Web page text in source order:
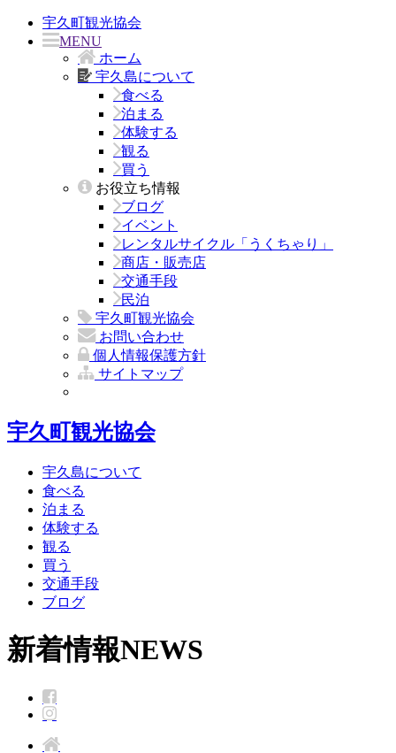
宇久町観光協会
MENU
ホーム
宇久島について
食べる
泊まる
体験する
観る
買う
お役立ち情報
ブログ
イベント
レンタルサイクル「うくちゃり」
商店・販売店
交通手段
民泊
宇久町観光協会
お問い合わせ
個人情報保護方針
サイトマップ
宇久町観光協会
宇久島について
食べる
泊まる
体験する
観る
買う
交通手段
ブログ
新着情報NEWS